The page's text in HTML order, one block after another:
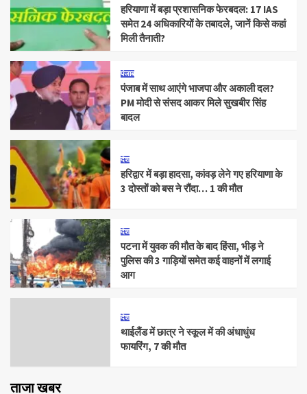
हरियाणा में बड़ा प्रशासनिक फेरबदल: 17 IAS
समेत 24 अधिकारियों के तबादले, जानें किसे कहां
मिली तैनाती?
पंजाब
पंजाब में साथ आएंगे भाजपा और अकाली दल?
PM मोदी से संसद आकर मिले सुखबीर सिंह
बादल
देश
हरिद्वार में बड़ा हादसा, कांवड़ लेने गए हरियाणा के
3 दोस्तों को बस ने रौंदा… 1 की मौत
देश
पटना में युवक की मौत के बाद हिंसा, भीड़ ने
पुलिस की 3 गाड़ियों समेत कई वाहनों में लगाई
आग
देश
थाईलैंड में छात्र ने स्कूल में की अंधाधुंध
फायरिंग, 7 की मौत
ताजा खबर